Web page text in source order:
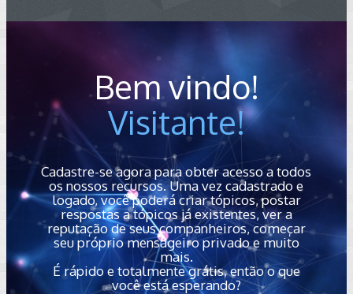
Bem vindo!
Visitante!
Cadastre-se agora para obter acesso a todos
os nossos recursos. Uma vez cadastrado e
logado, você poderá criar tópicos, postar
respostas a tópicos já existentes, ver a
reputação de seus companheiros, começar
seu próprio mensageiro privado e muito
mais.
É rápido e totalmente grátis, então o que
você está esperando?